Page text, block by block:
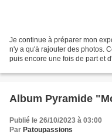
Je continue à préparer mon
n'y a qu'à rajouter des photos.
puis encore une fois de part et
Album Pyramide
Publié le 26/10/2023 à 03:00
Par Patoupassions